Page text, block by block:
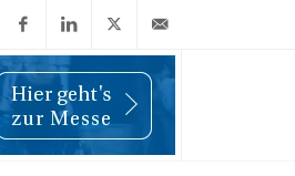
FacebookLinkedIn
X
(Twitter)
info@wiwi-